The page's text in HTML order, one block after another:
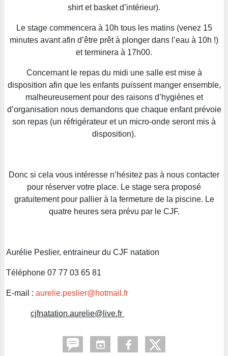
shirt et basket d’intérieur).
Le stage commencera à 10h tous les matins (venez 15
minutes avant afin d’être prêt à plonger dans l’eau à 10h !)
et terminera à 17h00.
Concernant le repas du midi une salle est mise à
disposition afin que les enfants puissent manger ensemble,
malheureusement pour des raisons d’hygiènes et
d’organisation nous demandons que chaque enfant prévoie
son repas (un réfrigérateur et un micro-onde seront mis à
disposition).
Donc si cela vous intéresse n’hésitez pas à nous contacter
pour réserver votre place. Le stage sera proposé
gratuitement pour pallier à la fermeture de la piscine. Le
quatre heures sera prévu par le CJF.
Aurélie Peslier, entraineur du CJF natation
Téléphone 07 77 03 65 81
E-mail : aurelie.peslier@hotmail.fr
cjfnatation.aurelie@live.fr